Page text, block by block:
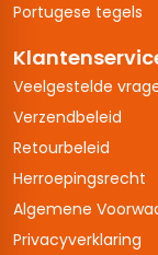
Portugese tegels
Veelgestelde
Verzendbeleid
Retourbeleid
Herroepingsrecht
Algemene
Privacyverklaring